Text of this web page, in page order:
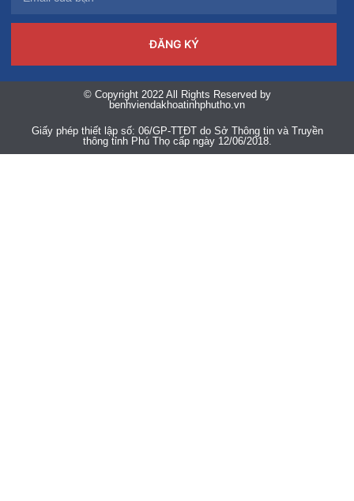
ĐĂNG KÝ
© Copyright 2022 All Rights Reserved by
benhviendakhoatinhphutho.vn
Giấy phép thiết lập số: 06/GP-TTĐT do Sở Thông tin và Truyền
thông tỉnh Phú Thọ cấp ngày 12/06/2018.